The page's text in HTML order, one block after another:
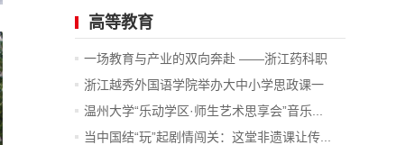
高等教育
一场教育与产业的双向奔赴 ——浙江药科职
业...
浙江越秀外国语学院举办大中小学思政课一
体...
温州大学“乐动学区·师生艺术思享会”音乐...
当中国结“玩”起剧情闯关：这堂非遗课让传...